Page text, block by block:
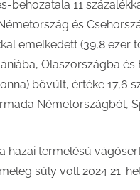
behozatala 11
és
emelkedett (39,8 ezer
Olaszországba
bővült, értéke
Németországból,
hazai termelésű
súly volt 2024 21.